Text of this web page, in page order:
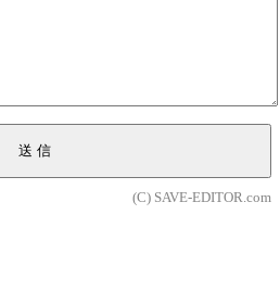
送信
(C) SAVE-EDITOR.com